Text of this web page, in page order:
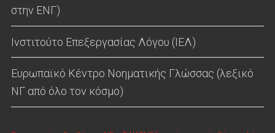
στην ΕΝΓ)
Ινστιτούτο Επεξεργασίας Λόγου (ΙΕΛ)
Ευρωπαϊκό Κέντρο Νοηματικής Γλώσσας (λεξικό
ΝΓ από όλο τον κόσμο)